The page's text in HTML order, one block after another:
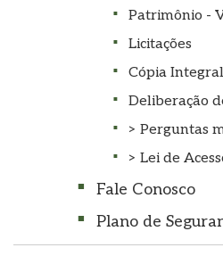
Patrimônio -
Licitações
Cópia
Deliberação
> Perguntas
> Lei de
Fale Conosco
Plano de